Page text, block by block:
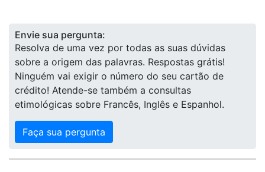
Envie sua pergunta:
Resolva de uma vez por todas as suas dúvidas
sobre a origem das palavras. Respostas grátis!
Ninguém vai exigir o número do seu cartão de
crédito! Atende-se também a consultas
etimológicas sobre Francês, Inglês e Espanhol.
Faça sua pergunta